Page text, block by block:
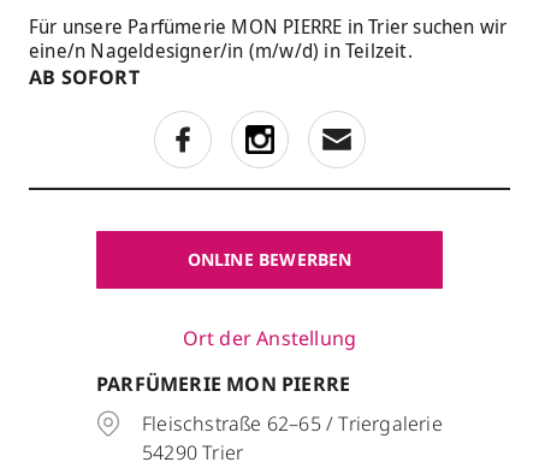
Für unsere Parfümerie MON PIERRE in Trier suchen wir
eine/n Nageldesigner/in (m/w/d) in Teilzeit.
AB SOFORT
ONLINE BEWERBEN
Ort der Anstellung
PARFÜMERIE MON PIERRE
Fleischstraße 62–65 / Triergalerie
54290Trier